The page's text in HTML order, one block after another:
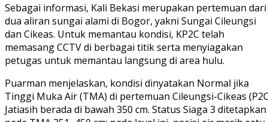
Sebagai informasi, Kali Bekasi merupakan pertemuan dari
dua aliran sungai alami di Bogor, yakni Sungai Cileungsi
dan Cikeas. Untuk memantau kondisi, KP2C telah
memasang CCTV di berbagai titik serta menyiagakan
petugas untuk memantau langsung di area hulu.
Puarman menjelaskan, kondisi dinyatakan Normal jika
Tinggi Muka Air (TMA) di pertemuan Cileungsi-Cikeas
Jatiasih berada di bawah 350 cm. Status Siaga 3 ditetapkan